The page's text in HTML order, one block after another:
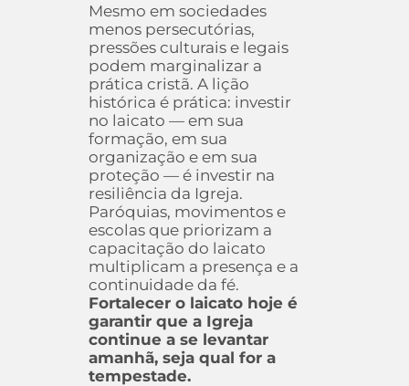
Mesmo em sociedades
menos persecutórias,
pressões culturais e legais
podem marginalizar a
prática cristã. A lição
histórica é prática: investir
no laicato — em sua
formação, em sua
organização e em sua
proteção — é investir na
resiliência da Igreja.
Paróquias, movimentos e
escolas que priorizam a
capacitação do laicato
multiplicam a presença e a
continuidade da fé.
Fortalecer o laicato hoje é
garantir que a Igreja
continue a se levantar
amanhã, seja qual for a
tempestade.